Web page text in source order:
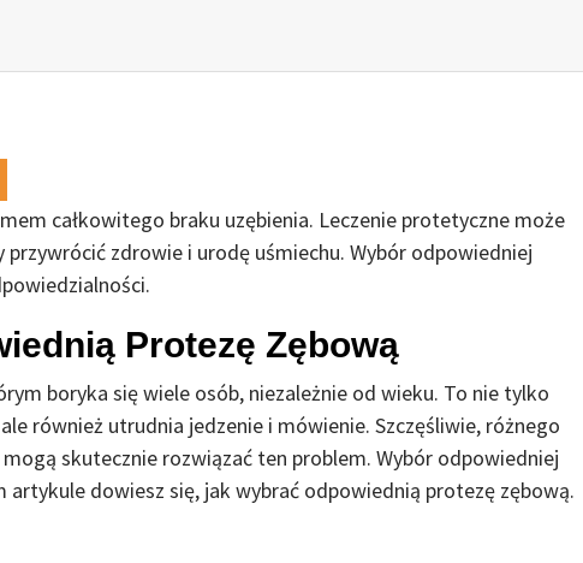
całkowitego braku uzębienia. Leczenie protetyczne może
zdrowie i urodę uśmiechu. Wybór odpowiedniej
Protezę Zębową
boryka się wiele osób, niezależnie od wieku. To nie tylko
również utrudnia jedzenie i mówienie. Szczęśliwie, różnego
mogą skutecznie rozwiązać ten problem. Wybór odpowiedniej
artykule dowiesz się, jak wybrać odpowiednią protezę zębową.